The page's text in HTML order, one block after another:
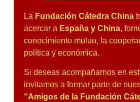
La Fundación Cátedra China
acercar a España y China,
conocimiento mutuo, la
política y económica.
Si deseas acompañarnos en
invitamos a formar parte de
“Amigos de la Fundación